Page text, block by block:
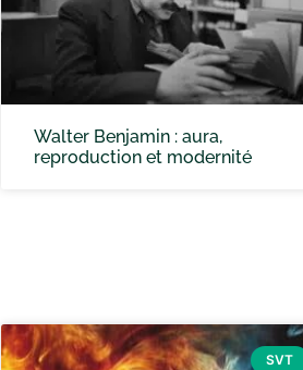
Walter Benjamin : aura,
reproduction et modernité
SVT